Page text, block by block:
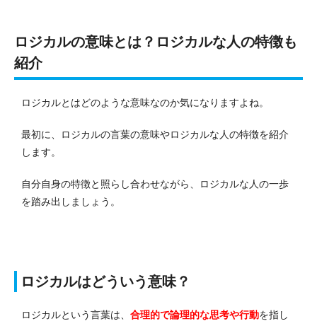
ロジカルの意味とは？ロジカルな人の特徴も
紹介
ロジカルとはどのような意味なのか気になりますよね。
最初に、ロジカルの言葉の意味やロジカルな人の特徴を紹介
します。
自分自身の特徴と照らし合わせながら、ロジカルな人の一歩
を踏み出しましょう。
ロジカルはどういう意味？
ロジカルという言葉は、 合理的で論理的な思考や行動を指し